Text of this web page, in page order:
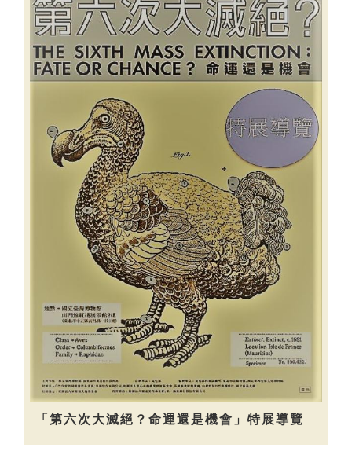
「第六次大滅絕？命運還是機會」特展導覽